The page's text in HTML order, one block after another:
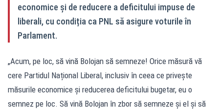
economice și de reducere a deficitului impuse de
liberali, cu condiția ca PNL să asigure voturile în
Parlament.
„Acum, pe loc, să vină Bolojan să semneze! Orice măsură vă
cere Partidul Național Liberal, inclusiv în ceea ce privește
măsurile economice și reducerea deficitului bugetar, eu o
semnez pe loc. Să vină Bolojan în zbor să semneze și el și să